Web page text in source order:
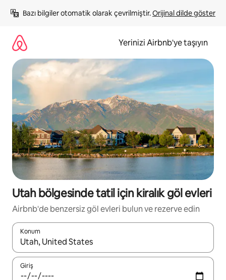
atla
Bazı bilgiler otomatik olarak çevrilmiştir. Orijinal dilde göster
Yerinizi Airbnb'ye taşıyın
Utah bölgesinde tatil için kiralık göl evleri
Airbnb'de benzersiz göl evleri bulun ve rezerve edin
Konum
Sonuçlar kullanılabilir olduğunda yukarı ve aşağı oklarıyla
Giriş